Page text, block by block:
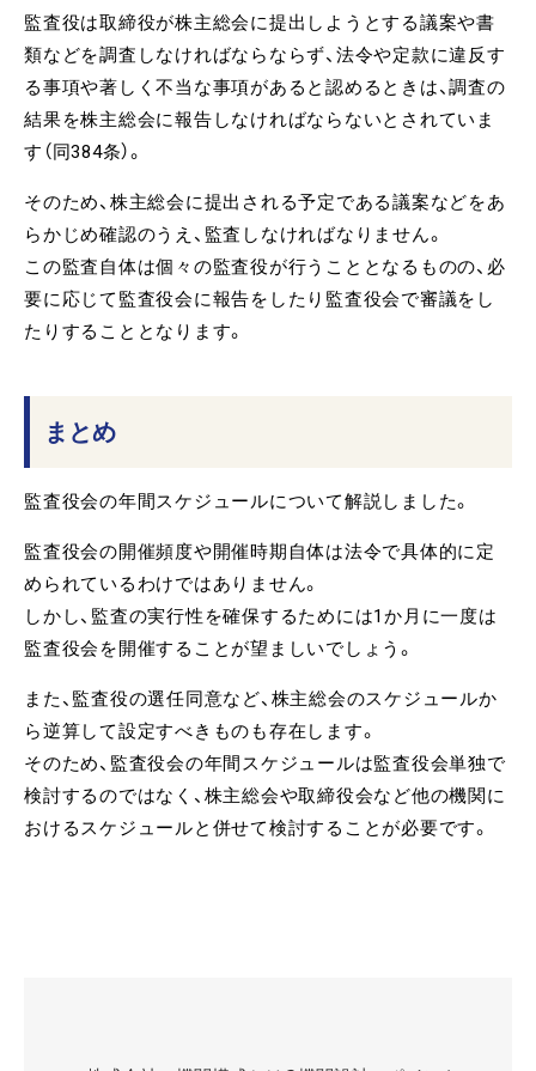
監査役は取締役が株主総会に提出しようとする議案や書
類などを調査しなければならならず、法令や定款に違反す
る事項や著しく不当な事項があると認めるときは、調査の
結果を株主総会に報告しなければならないとされていま
す（同384条）。
そのため、株主総会に提出される予定である議案などをあ
らかじめ確認のうえ、監査しなければなりません。
この監査自体は個々の監査役が行うこととなるものの、必
要に応じて監査役会に報告をしたり監査役会で審議をし
たりすることとなります。
まとめ
監査役会の年間スケジュールについて解説しました。
監査役会の開催頻度や開催時期自体は法令で具体的に定
められているわけではありません。
しかし、監査の実行性を確保するためには1か月に一度は
監査役会を開催することが望ましいでしょう。
また、監査役の選任同意など、株主総会のスケジュールか
ら逆算して設定すべきものも存在します。
そのため、監査役会の年間スケジュールは監査役会単独で
検討するのではなく、株主総会や取締役会など他の機関に
おけるスケジュールと併せて検討することが必要です。